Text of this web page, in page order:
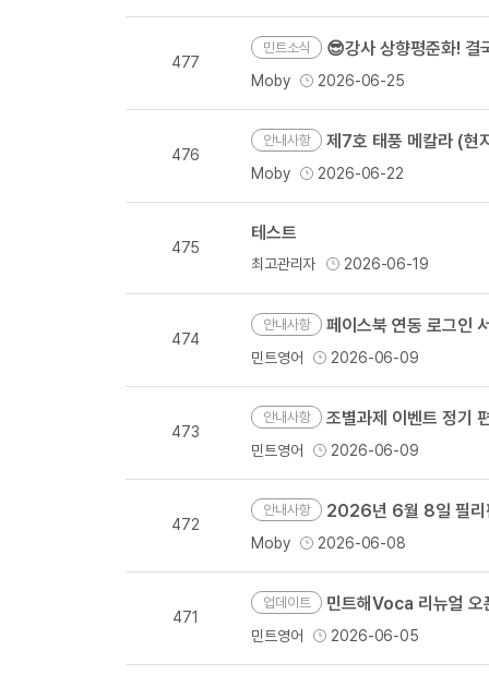
477
민트소식 😎강사 상향평준화! 결
Moby 2026-06-25
476
안내사항 제7호 태풍 메칼라 (
Moby 2026-06-22
475
테스트
최고관리자 2026-06-19
474
안내사항 페이스북 연동 로그인
민트영어 2026-06-09
473
안내사항 조별과제 이벤트 정기
민트영어 2026-06-09
472
안내사항 2026년 6월 8일 필리
Moby 2026-06-08
471
업데이트 민트해Voca 리뉴얼 오
민트영어 2026-06-05